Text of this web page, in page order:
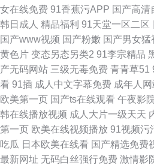
女在线免费 91香蕉污APP 国产高清
韩日成人 精品福利 91天堂一区二区
国产www视频 国产粉嫩 国产男女猛
黄色片 变态另态另类2 91李宗精品
产无码网站 三级无毒免费 青青草51
看 91插 成人中文字幕免费 成年人
欧美第一页 国产ts在线观看 午夜影
韩在线播放视频 成人大片一级天天
第一页 欧美在线视频播放 91视频污
吃瓜 日本欧美在线看 国产精选免费
最新网址 无码白丝强行免费 激情影